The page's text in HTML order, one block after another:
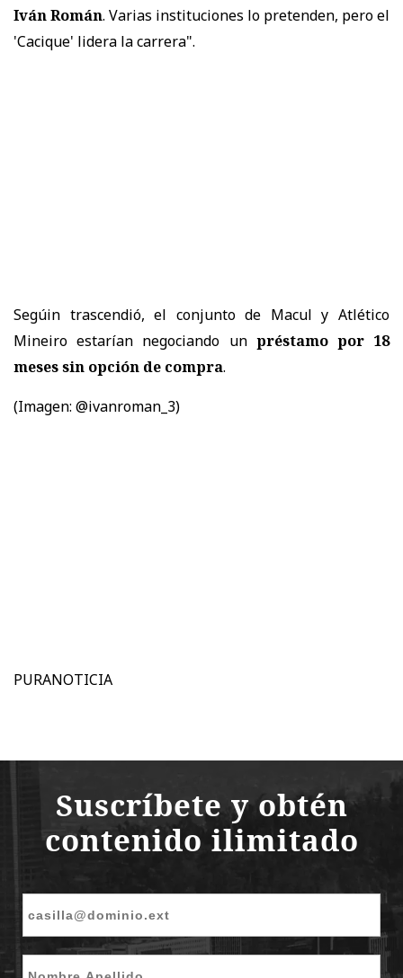
Iván Román. Varias instituciones lo pretenden, pero el
'Cacique' lidera la carrera".
Segúin trascendió, el conjunto de Macul y Atlético
Mineiro estarían negociando un préstamo por 18
meses sin opción de compra.
(Imagen: @ivanroman_3)
PURANOTICIA